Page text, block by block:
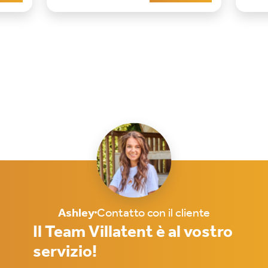
Nell’atmosfera familiare di una
Ashley Contatto con il cliente
Il Team Villatent è al vostro
servizio!